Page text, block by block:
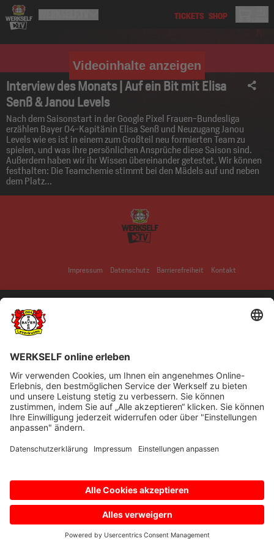
Videoinhalte anzeigen
Interview des Monats | Auf ein Bit mit Elisa
Senß & Janou Levels
Nach dem Saisonstart in der Google Pixel Frauen-Bundesliga
erzählen Bayer 04-Kapitänin Elisa Senß und Neuzugang Janou
Levels wie es ist in einem zum Großteil neu formierten Team zu
spielen, und was ihre persönlichen Ansprüche diese Saison sind.
Außerdem haben wir ihr Wissen übereinander getestet. Wir können
festhalten: Die Teamchemie stimmt bei den Mädels auf und neben
dem Platz...
Impressum Datenschutz Barrierefreiheit Kontakt